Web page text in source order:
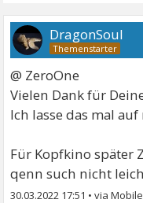
DragonSoul
@ ZeroOne
Vielen Dank für
Ich lasse das mal
Für Kopfkino später
qenn such nicht
30.03.2022 17:51 •